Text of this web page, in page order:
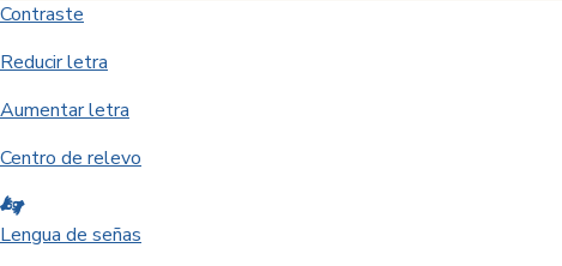
Contraste
Reducir letra
Aumentar letra
Centro de relevo
Lengua de señas